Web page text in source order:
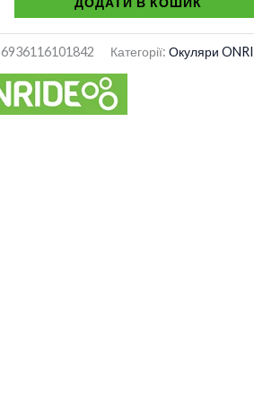
6936116101842 Категорії: Окуляри